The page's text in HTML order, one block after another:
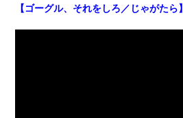
【ゴーグル、それをしろ／じゃがたら】